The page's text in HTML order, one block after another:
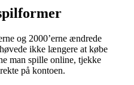
og 2000’erne ændrede
ikke længere at købe
man spille online, tjekke
på kontoen.